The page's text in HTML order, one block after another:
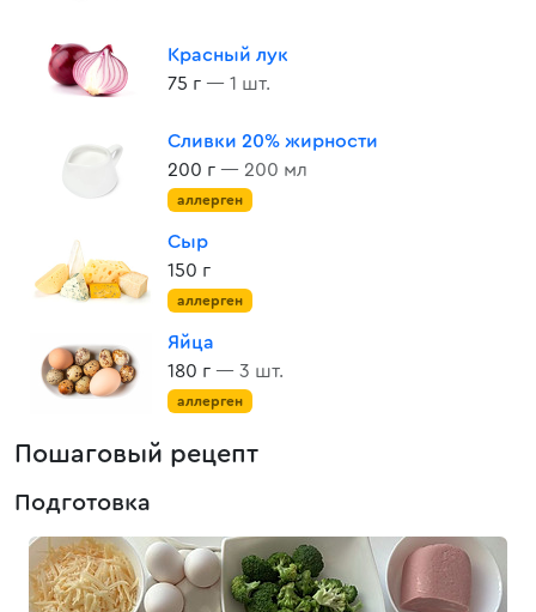
Красный лук
75 г — 1 шт.
Сливки 20% жирности
200 г — 200 мл
аллерген
Сыр
150 г
аллерген
Яйца
180 г — 3 шт.
аллерген
Пошаговый рецепт
Подготовка